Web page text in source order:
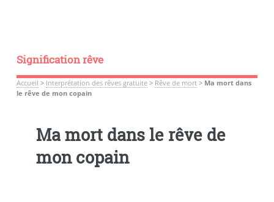
Signification rêve
Accueil > Interprétation des rêves gratuite> Rêve de mort> Ma mort dans
le rêve de mon copain
Ma mort dans le rêve de
mon copain